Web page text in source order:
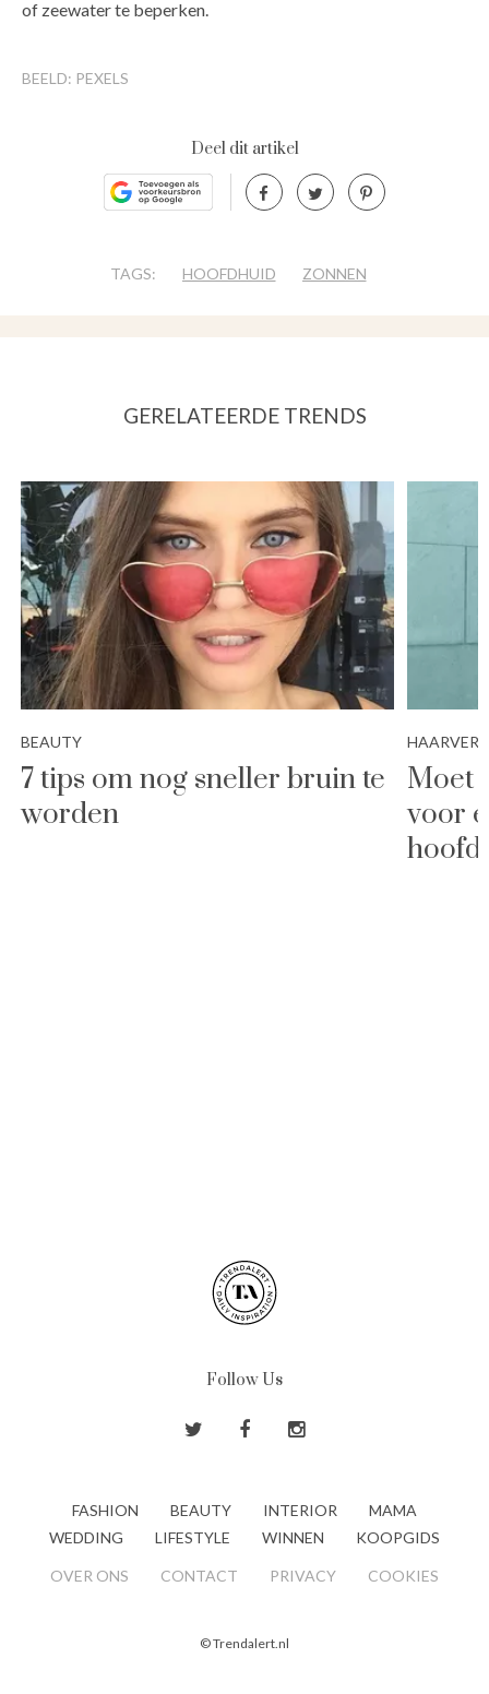
of zeewater te beperken.
BEELD: PEXELS
Deel dit artikel
TAGS: HOOFDHUID ZONNEN
GERELATEERDE TRENDS
BEAUTY
7 tips om nog sneller bruin te
worden
Moet
voor
Follow Us
FASHION BEAUTY INTERIOR
MAMA
WEDDING
LIFESTYLE WINNEN KOOPGIDS
OVER ONS CONTACT PRIVACY COOKIES
© Trendalert.nl